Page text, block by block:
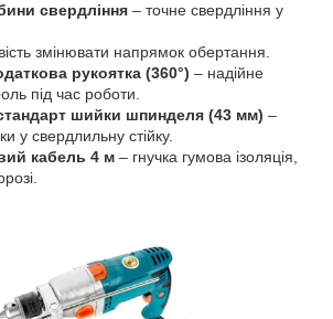
свердління – точне свердління у
змінювати напрямок обертання.
рукоятка (360°) – надійне
під час роботи.
шийки шпинделя (43 мм) –
у свердлильну стійку.
кабель 4 м – гнучка гумова ізоляція,